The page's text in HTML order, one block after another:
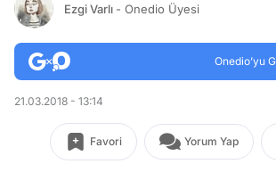
Ezgi Varlı - Onedio Üyesi
Onedio’yu
21.03.2018 - 13:14
Favori Yorum Yap